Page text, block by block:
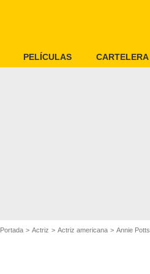
PELÍCULAS CARTELERA
Portada Actriz Actriz americana Annie Potts